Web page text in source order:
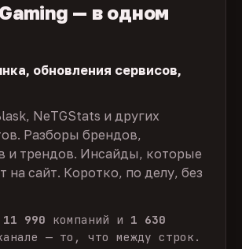
— в одном
обновления сервисов,
NeTGStats и других
Разборы брендов,
и трендов. Инсайды, которые
на сайт. Коротко, по делу, без
11 990 компаний и 1 630
— то, что между строк.